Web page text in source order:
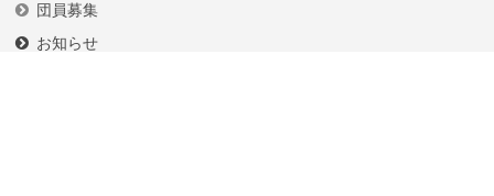
団員募集
お知らせ